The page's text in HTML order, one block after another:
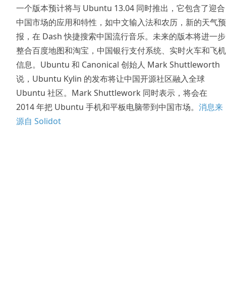
一个版本预计将与 Ubuntu 13.04 同时推出，它包含了迎合
中国市场的应用和特性，如中文输入法和农历，新的天气预
报，在 Dash 快捷搜索中国流行音乐。未来的版本将进一步
整合百度地图和淘宝，中国银行支付系统、实时火车和飞机
信息。Ubuntu 和 Canonical 创始人 Mark Shuttleworth
说，Ubuntu Kylin 的发布将让中国开源社区融入全球
Ubuntu 社区。Mark Shuttlework 同时表示，将会在
2014 年把 Ubuntu 手机和平板电脑带到中国市场。 消息来
源自 Solidot